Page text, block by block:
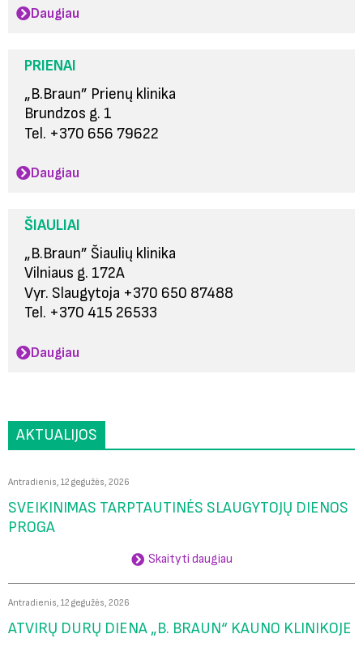
Daugiau
PRIENAI
„B.Braun” Prienų klinika
Brundzos g. 1
Tel. +370 656 79622
Daugiau
ŠIAULIAI
„B.Braun” Šiaulių klinika
Vilniaus g. 172A
Vyr. Slaugytoja +370 650 87488
Tel. +370 415 26533
Daugiau
AKTUALIJOS
Antradienis, 12 gegužės, 2026
SVEIKINIMAS TARPTAUTINĖS SLAUGYTOJŲ DIENOS
PROGA
Skaityti daugiau
Antradienis, 12 gegužės, 2026
ATVIRŲ DURŲ DIENA „B. BRAUN“ KAUNO KLINIKOJE